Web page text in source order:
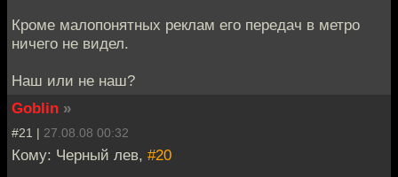
Кроме малопонятных реклам его передач в метро
ничего не видел.
Наш или не наш?
Goblin »
#21 | 27.08.08 00:32
Кому: Черный лев, #20